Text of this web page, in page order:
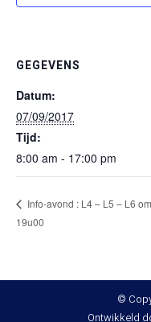
GEGEVENS
Datum:
07/09/2017
Tijd:
8:00 am - 17:00 pm
Info-avond : L4 – L5 – L6 om
19u00
©
Ontwikkeld